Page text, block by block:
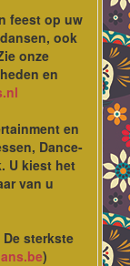
feest op uw
ook
onze
en
en
Dance-
U kiest het
van u
sterkste
)